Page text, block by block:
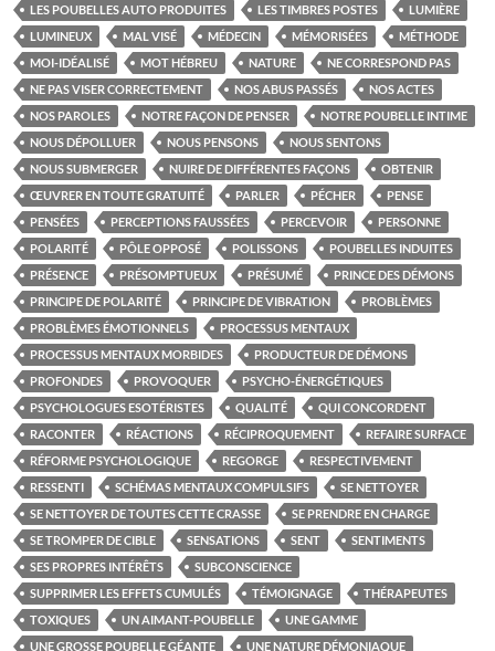
LES POUBELLES AUTO PRODUITES
LES TIMBRES POSTES
LUMIÈRE
LUMINEUX
MAL VISÉ MÉDECIN MÉMORISÉES
MÉTHODE
MOI-IDÉALISÉ
MOT HÉBREU NATURE
NE CORRESPOND PAS
NE PAS VISER CORRECTEMENT
NOS ABUS PASSÉS
NOS ACTES
NOS PAROLES
NOTRE FAÇON DE PENSER
NOTRE POUBELLE INTIME
NOUS DÉPOLLUER
NOUS PENSONS
NOUS SENTONS
NOUS SUBMERGER
NUIRE DE DIFFÉRENTES FAÇONS
OBTENIR
ŒUVRER EN TOUTE GRATUITÉ
PARLER PÉCHER
PENSE
PENSÉES
PERCEPTIONS FAUSSÉES PERCEVOIR
PERSONNE
POLARITÉ
PÔLE OPPOSÉ POLISSONS
POUBELLES INDUITES
PRÉSENCE
PRÉSOMPTUEUX PRÉSUMÉ
PRINCE DES DÉMONS
PRINCIPE DE POLARITÉ
PRINCIPE DE VIBRATION
PROBLÈMES
PROBLÈMES ÉMOTIONNELS
PROCESSUS MENTAUX
PROCESSUS MENTAUX MORBIDES
PRODUCTEUR DE DÉMONS
PROFONDES
PROVOQUER
PSYCHO-ÉNERGÉTIQUES
PSYCHOLOGUES ESOTÉRISTES
QUALITÉ
QUI CONCORDENT
RACONTER
RÉACTIONS RÉCIPROQUEMENT
REFAIRE SURFACE
RÉFORME PSYCHOLOGIQUE
REGORGE
RESPECTIVEMENT
RESSENTI
SCHÉMAS MENTAUX COMPULSIFS
SE NETTOYER
SE NETTOYER DE TOUTES CETTE CRASSE
SE PRENDRE EN CHARGE
SE TROMPER DE CIBLE
SENSATIONS SENT
SENTIMENTS
SES PROPRES INTÉRÊTS
SUBCONSCIENCE
SUPPRIMER LES EFFETS CUMULÉS
TÉMOIGNAGE
THÉRAPEUTES
TOXIQUES
UN AIMANT-POUBELLE
UNE GAMME
UNE GROSSE POUBELLE GÉANTE
UNE NATURE DÉMONIAQUE